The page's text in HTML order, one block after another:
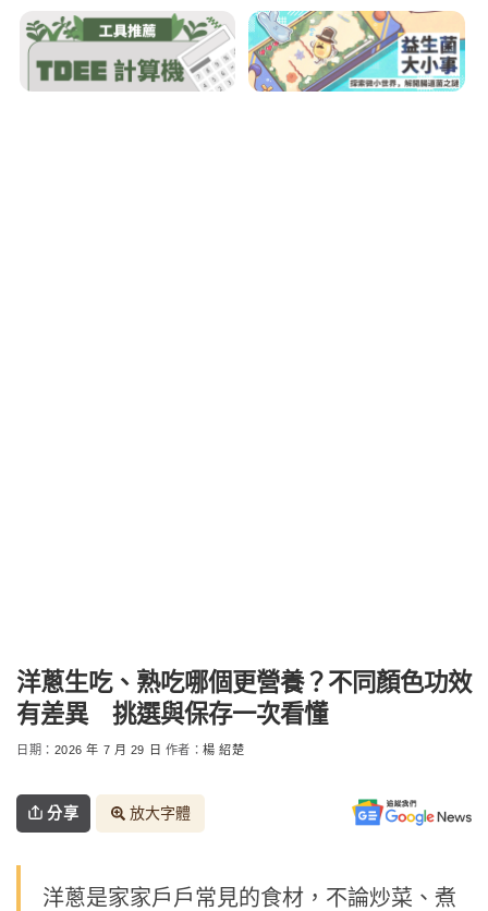
洋蔥生吃、熟吃哪個更營養？不同顏色功效
有差異 挑選與保存一次看懂
日期： 2026 年 7 月 29 日 作者：楊 紹楚
分享 放大字體
洋蔥是家家戶戶常見的食材，不論炒菜、煮